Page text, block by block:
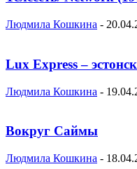
Людмила Кошкина -
Lux Express –
Людмила Кошкина -
Вокруг Саймы
Людмила Кошкина -